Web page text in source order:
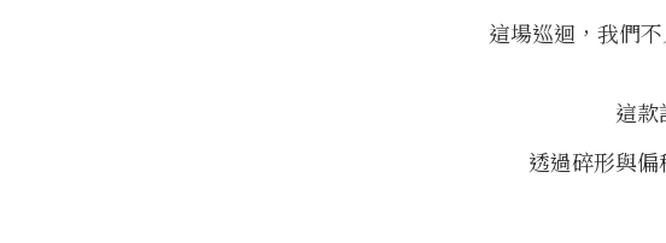
這場巡迴，我們
這款
透過碎形與